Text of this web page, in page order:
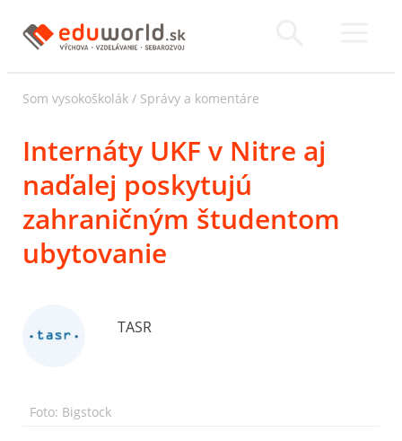
Som vysokoškolák / Správy a komentáre
Internáty UKF v Nitre aj
naďalej poskytujú
zahraničným študentom
ubytovanie
TASR
Foto: Bigstock